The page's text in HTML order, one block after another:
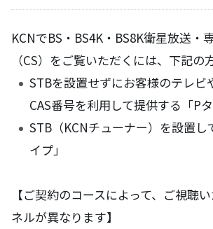
KCNでBS・BS4K・BS8K衛星放送・
（CS）をご覧いただくには、下記の
STBを設置せずにお客様のテレビ
CAS番号を利用して提供する「Pタ
STB（KCNチューナー）を設置し
イプ」
【ご契約のコースによって、ご視聴
ネルが異なります】